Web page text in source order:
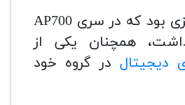
اگر این تمام چیزی بود که در سری AP700
همچنان یکی از
دیجیتال در گروه خود